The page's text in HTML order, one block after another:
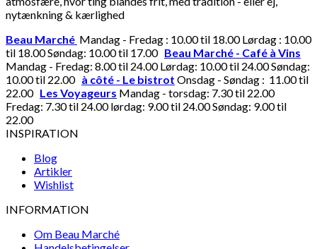
nytænkning & kærlighed
Beau Marché Mandag - Fredag : 10.00 til 18.00 Lørdag : 10.00
til 18.00 Søndag: 10.00 til 17.00 Beau Marché - Café à Vins
Mandag - Fredag: 8.00 til 24.00 Lørdag: 10.00 til 24.00 Søndag:
10.00 til 22.00 à côté - Le bistrot Onsdag - Søndag : 11.00 til
22.00 Les Voyageurs Mandag - torsdag: 7.30 til 22.00
Fredag: 7.30 til 24.00 lørdag: 9.00 til 24.00 Søndag: 9.00 til
22.00
INSPIRATION
Blog
Artikler
Wishlist
INFORMATION
Om Beau Marché